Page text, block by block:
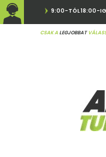
9:00-TÓL 18:00-IG
CSAK ALEGJOBBAT